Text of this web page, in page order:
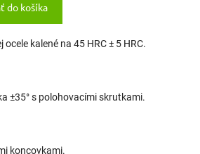
do košíka
kalené na 45 HRC ± 5 HRC.
±35° s polohovacími skrutkami.
koncovkami.